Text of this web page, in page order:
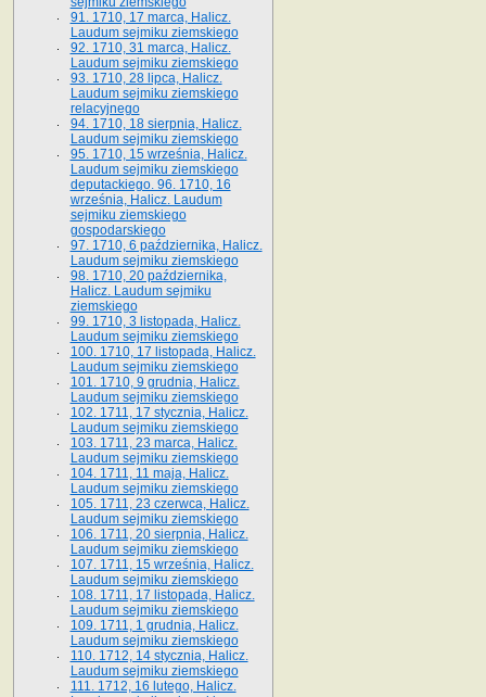
91. 1710, 17 marca, Halicz.
Laudum sejmiku ziemskiego
92. 1710, 31 marca, Halicz.
Laudum sejmiku ziemskiego
93. 1710, 28 lipca, Halicz.
Laudum sejmiku ziemskiego
relacyjnego
94. 1710, 18 sierpnia, Halicz.
Laudum sejmiku ziemskiego
95. 1710, 15 września, Halicz.
Laudum sejmiku ziemskiego
deputackiego. 96. 1710, 16
września, Halicz. Laudum
sejmiku ziemskiego
gospodarskiego
97. 1710, 6 października, Halicz.
Laudum sejmiku ziemskiego
98. 1710, 20 października,
Halicz. Laudum sejmiku
ziemskiego
99. 1710, 3 listopada, Halicz.
Laudum sejmiku ziemskiego
100. 1710, 17 listopada, Halicz.
Laudum sejmiku ziemskiego
101. 1710, 9 grudnia, Halicz.
Laudum sejmiku ziemskiego
102. 1711, 17 stycznia, Halicz.
Laudum sejmiku ziemskiego
103. 1711, 23 marca, Halicz.
Laudum sejmiku ziemskiego
104. 1711, 11 maja, Halicz.
Laudum sejmiku ziemskiego
105. 1711, 23 czerwca, Halicz.
Laudum sejmiku ziemskiego
106. 1711, 20 sierpnia, Halicz.
Laudum sejmiku ziemskiego
107. 1711, 15 września, Halicz.
Laudum sejmiku ziemskiego
108. 1711, 17 listopada, Halicz.
Laudum sejmiku ziemskiego
109. 1711, 1 grudnia, Halicz.
Laudum sejmiku ziemskiego
110. 1712, 14 stycznia, Halicz.
Laudum sejmiku ziemskiego
111. 1712, 16 lutego, Halicz.